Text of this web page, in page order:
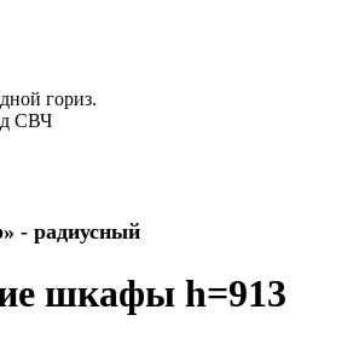
гориз.
СВЧ
- радиусный
шкафы h=913